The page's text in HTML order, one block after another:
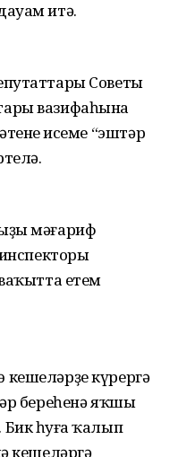
итә.
Советы
вазифаһына
исеме “эштәр
мәғариф
етем
күрергә
береһенә яҡшы
һуңға ҡалып
кешеләргә